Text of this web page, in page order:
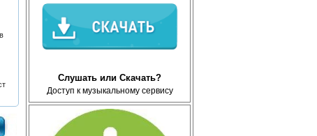
Слушать или Скачать?
Доступ к музыкальному сервису